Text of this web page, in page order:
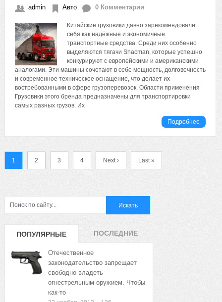
admin Авто 0 Комментарии
Китайские грузовики давно зарекомендовали
себя как надёжные и экономичные
транспортные средства. Среди них особенно
выделяются тягачи Shacman, которые успешно
конкурируют с европейскими и американскими
аналогами. Эти машины сочетают в себе мощность, долговечность
и современное техническое оснащение, что делает их
востребованными в сфере грузоперевозок. Области применения
Грузовики этого бренда предназначены для транспортировки
самых разных грузов. Их
Подробнее
1 2 3 4 Next › Last »
ПОПУЛЯРНЫЕ
ЗАПИСИ
ПОСЛЕДНИЕ
Отечественное
законодательство запрещает
свободно владеть
огнестрельным оружием. Чтобы
как-то